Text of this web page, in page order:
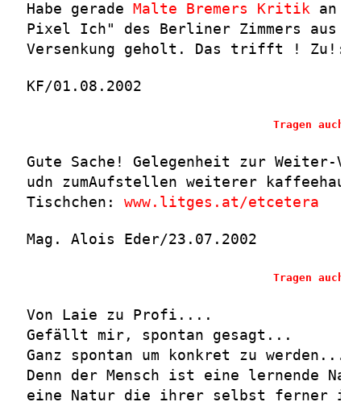
Habe gerade Malte Bremers Kritik an
Pixel Ich" des Berliner Zimmers aus
Versenkung geholt. Das trifft !
KF/01.08.2002
Tragen auch
Gute Sache! Gelegenheit zur Weiter-
udn zumAufstellen weiterer
Tischchen: www.litges.at/etcetera
Mag. Alois Eder/23.07.2002
Tragen auch
Von Laie zu Profi....
Gefällt mir, spontan gesagt...
Ganz spontan um konkret zu werden...
Denn der Mensch ist eine lernende
eine Natur die ihrer selbst ferner